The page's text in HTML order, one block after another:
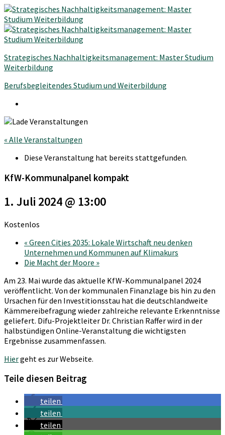
Strategisches Nachhaltigkeitsmanagement: Master Studium
Weiterbildung
Berufsbegleitendes Studium und Weiterbildung
« Alle Veranstaltungen
Diese Veranstaltung hat bereits stattgefunden.
KfW-Kommunalpanel kompakt
1. Juli 2024 @ 13:00
Kostenlos
« Green Cities 2035: Lokale Wirtschaft neu denken
Unternehmen und Kommunen auf Klimakurs
Die Macht der Moore »
Am 23. Mai wurde das aktuelle KfW-Kommunalpanel 2024
veröffentlicht. Von der kommunalen Finanzlage bis hin zu den
Ursachen für den Investitionsstau hat die deutschlandweite
Kämmereibefragung wieder zahlreiche relevante Erkenntnisse
geliefert. Difu-Projektleiter Dr. Christian Raffer wird in der
halbstündigen Online-Veranstaltung die wichtigsten
Ergebnisse zusammenfassen.
Hiergeht es zur Webseite.
Teile diesen Beitrag
teilen
teilen
teilen